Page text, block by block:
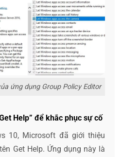
ứng dụng Group Policy Editor
Help” để khắc phục sự cố
10, Microsoft đã giới thiệu
Get Help. Ứng dụng này là